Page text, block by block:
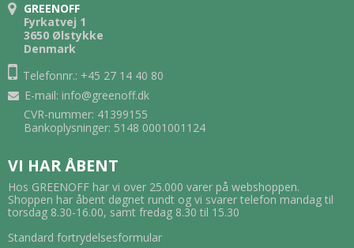
GREENOFF
Fyrkatvej 1
3650 Ølstykke
Denmark
Telefonnr.: +45 27 14 40 80
E-mail: info@greenoff.dk
CVR-nummer: 41399155
Bankoplysninger: 5148 0001001124
VI HAR ÅBENT
Hos GREENOFF har vi over 25.000 varer på webshoppen.
Shoppen har åbent døgnet rundt og vi svarer telefon mandag til
torsdag 8.30-16.00, samt fredag 8.30 til 15.30
Standard fortrydelsesformular